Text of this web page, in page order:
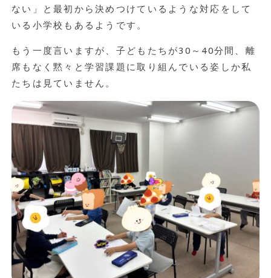
ない」と最初から決めつけているような対応をして
いる小学校もあるようです。
もう一度言いますが、子どもたちが30～40分間、離
席もなく黙々と学習課題に取り組んでいる姿しか私
たちは見ていません。